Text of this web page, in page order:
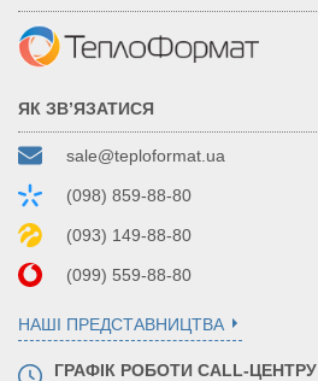
ЯК ЗВ’ЯЗАТИСЯ
sale@teploformat.ua
(098) 859-88-80
(093) 149-88-80
(099) 559-88-80
НАШІ ПРЕДСТАВНИЦТВА
ГРАФІК РОБОТИ CALL-ЦЕНТРУ